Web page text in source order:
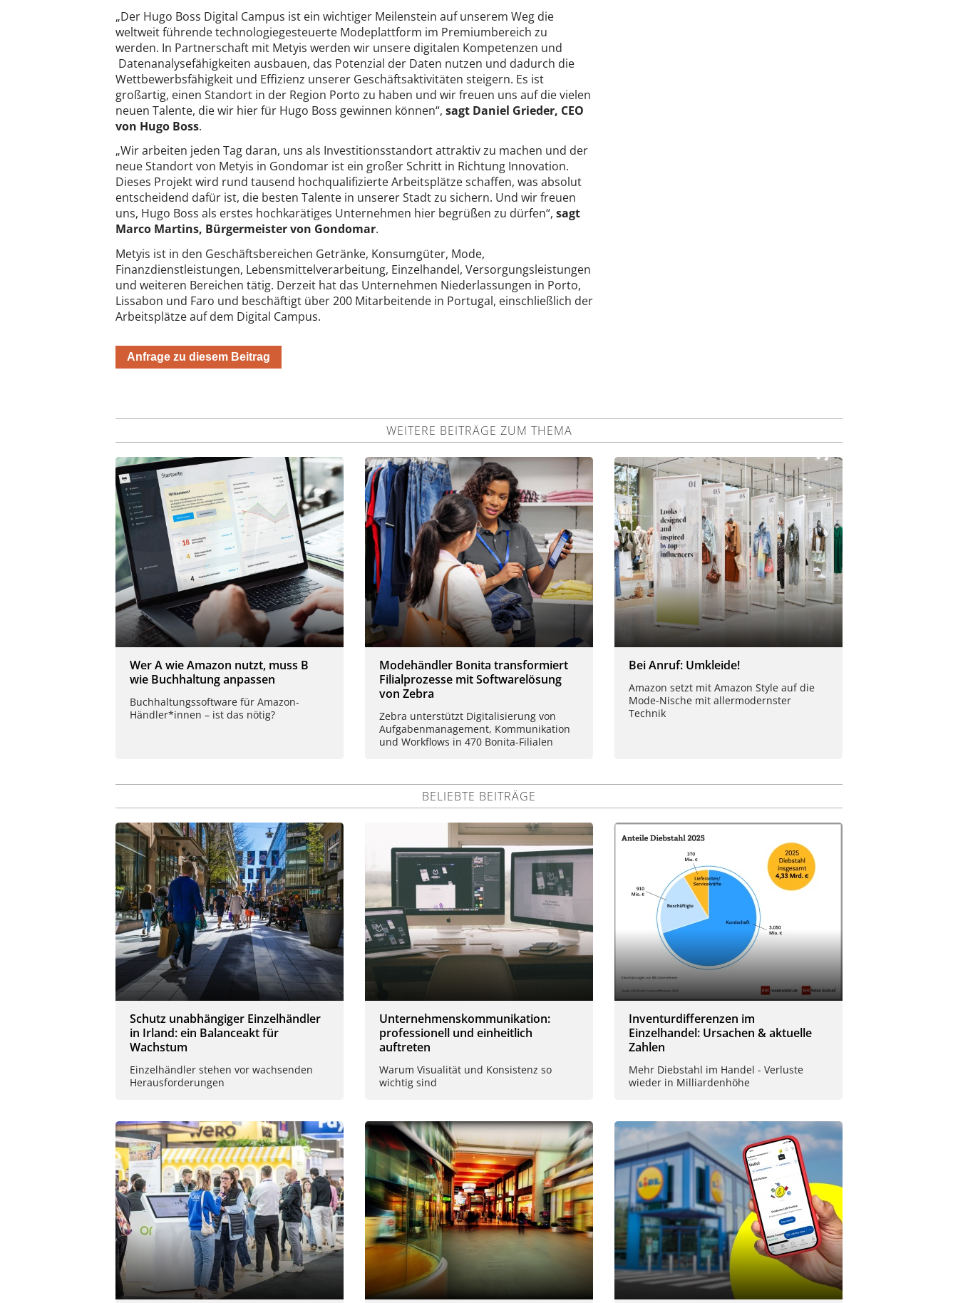
„Der Hugo Boss Digital Campus ist ein wichtiger Meilenstein auf unserem Weg die
weltweit führende technologiegesteuerte Modeplattform im Premiumbereich zu
werden. In Partnerschaft mit Metyis werden wir unsere digitalen Kompetenzen und
Datenanalysefähigkeiten ausbauen, das Potenzial der Daten nutzen und dadurch die
Wettbewerbsfähigkeit und Effizienz unserer Geschäftsaktivitäten steigern. Es ist
großartig, einen Standort in der Region Porto zu haben und wir freuen uns auf die vielen
neuen Talente, die wir hier für Hugo Boss gewinnen können“, sagt Daniel Grieder, CEO
von Hugo Boss.
„Wir arbeiten jeden Tag daran, uns als Investitionsstandort attraktiv zu machen und der
neue Standort von Metyis in Gondomar ist ein großer Schritt in Richtung Innovation.
Dieses Projekt wird rund tausend hochqualifizierte Arbeitsplätze schaffen, was absolut
entscheidend dafür ist, die besten Talente in unserer Stadt zu sichern. Und wir freuen
uns, Hugo Boss als erstes hochkarätiges Unternehmen hier begrüßen zu dürfen“, sagt
Marco Martins, Bürgermeister von Gondomar.
Metyis ist in den Geschäftsbereichen Getränke, Konsumgüter, Mode,
Finanzdienstleistungen, Lebensmittelverarbeitung, Einzelhandel, Versorgungsleistungen
und weiteren Bereichen tätig. Derzeit hat das Unternehmen Niederlassungen in Porto,
Lissabon und Faro und beschäftigt über 200 Mitarbeitende in Portugal, einschließlich der
Arbeitsplätze auf dem Digital Campus.
Anfrage zu diesem Beitrag
WEITERE BEITRÄGE ZUM THEMA
Wer A wie Amazon nutzt, muss B
wie Buchhaltung anpassen
Buchhaltungssoftware für Amazon-
Händler*innen – ist das nötig?
Modehändler Bonita transformiert
Filialprozesse mit Softwarelösung
von Zebra
Zebra unterstützt Digitalisierung von
Aufgabenmanagement, Kommunikation
und Workflows in 470 Bonita-Filialen
Bei Anruf: Umkleide!
Amazon setzt mit Amazon Style auf die
Mode-Nische mit allermodernster
Technik
BELIEBTE BEITRÄGE
Schutz unabhängiger Einzelhändler
in Irland: ein Balanceakt für
Wachstum
Einzelhändler stehen vor wachsenden
Herausforderungen
Unternehmenskommunikation:
professionell und einheitlich
auftreten
Warum Visualität und Konsistenz so
wichtig sind
Inventurdifferenzen im
Einzelhandel: Ursachen & aktuelle
Zahlen
Mehr Diebstahl im Handel - Verluste
wieder in Milliardenhöhe